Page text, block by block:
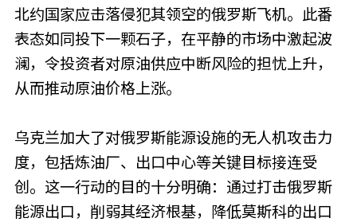
北约国家应击落侵犯其领空的俄罗斯飞机。此番
表态如同投下一颗石子，在平静的市场中激起波
澜，令投资者对原油供应中断风险的担忧上升，
从而推动原油价格上涨。
乌克兰加大了对俄罗斯能源设施的无人机攻击力
度，包括炼油厂、出口中心等关键目标接连受
创。这一行动的目的十分明确：通过打击俄罗斯
能源出口，削弱其经济根基，降低莫斯科的出口